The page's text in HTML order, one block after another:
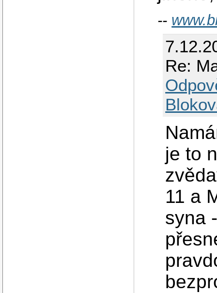
--
Re:
je to
11 a
syna